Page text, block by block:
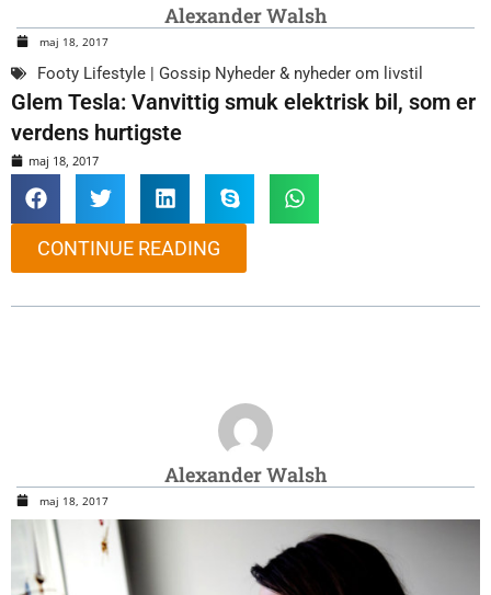
Alexander Walsh
maj 18, 2017
Footy Lifestyle | Gossip Nyheder & nyheder om livstil
Glem Tesla: Vanvittig smuk elektrisk bil, som er
verdens hurtigste
maj 18, 2017
CONTINUE READING
Alexander Walsh
maj 18, 2017